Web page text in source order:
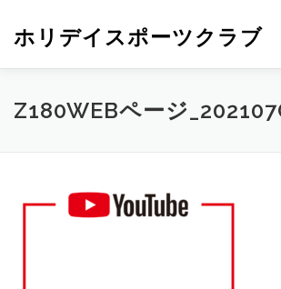
ホリデイスポーツクラブ
Z180WEBページ